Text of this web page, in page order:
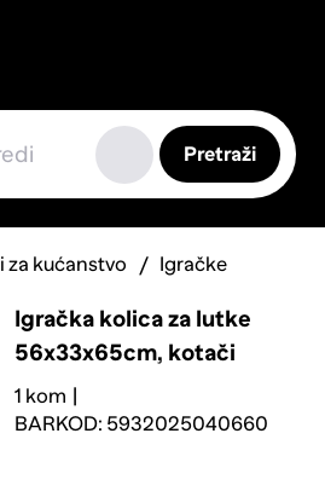
Pretraži
za kućanstvo Igračke
Igračka kolica za lutke
56x33x65cm, kotači
1 kom
BARKOD: 5932025040660